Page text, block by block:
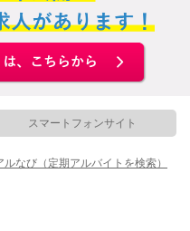
スマートフォンサイト
なび（定期アルバイトを検索）